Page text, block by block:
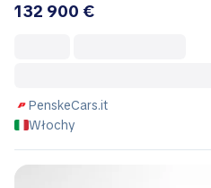
132 900 €
PenskeCars.it
Włochy